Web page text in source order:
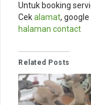
Untuk booking
Cekalamat,
halaman contact
Related Posts